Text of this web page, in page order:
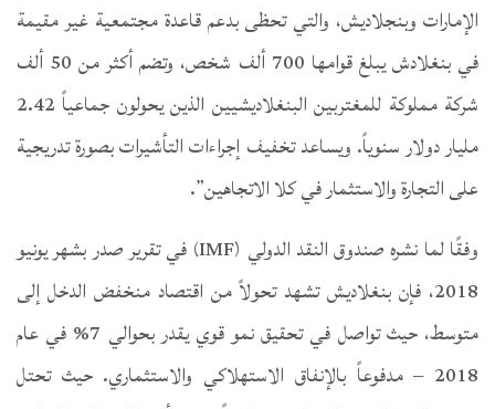
الإمارات وبنجلاديش، والتي تحظى بدعم قاعدة مجتمعية غير مقيمة
في بنغلادش يبلغ قوامها 700 ألف شخص، وتضم أكثر من 50 ألف
شركة مملوكة للمغتربين البنغلاديشيين الذين يحولون جماعياً 2.42
مليار دولار سنوياً. ويساعد تخفيف إجراءات التأشيرات بصورة تدريجية
على التجارة والاستثمار في كلا الاتجاهين”.
وفقًا لما نشره صندوق النقد الدولي (IMF) في تقرير صدر بشهر يونيو
2018، فإن بنغلاديش تشهد تحولاً من اقتصاد منخفض الدخل إلى
متوسط، حيث تواصل في تحقيق نمو قوي يقدر بحوالي 7% في عام
2018 – مدفوعاً بالإنفاق الاستهلاكي والاستثماري. حيث تحتل